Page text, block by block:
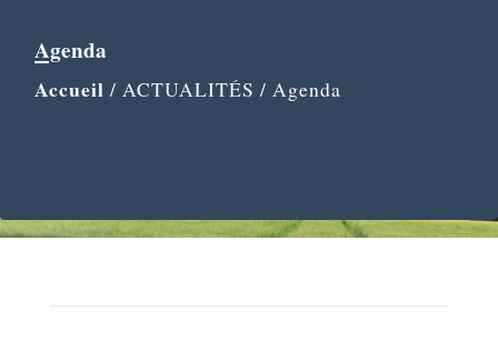
Agenda
Accueil / ACTUALITÉS / Agenda